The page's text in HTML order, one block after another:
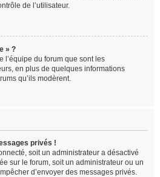
de l’utilisateur.
» ?
l’équipe du forum que sont les
en plus de quelques informations
qu’ils modèrent.
privés !
soit un administrateur a désactivé
sur le forum, soit un administrateur ou un
d’envoyer des messages privés.